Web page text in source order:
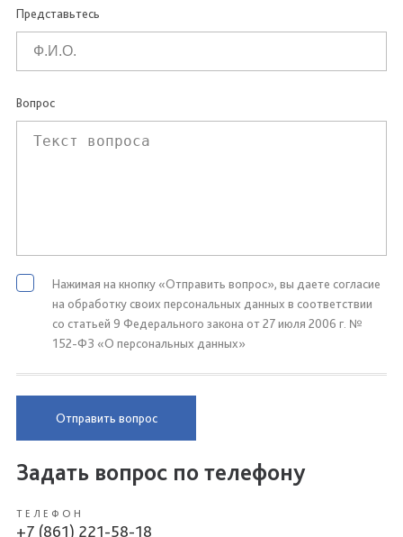
Представьтесь
Вопрос
Нажимая на кнопку «Отправить вопрос», вы даете согласие
на обработку своих персональных данных в соответствии
со статьей 9 Федерального закона от 27 июля 2006 г. №
152-ФЗ «О персональных данных»
Отправить вопрос
Задать вопрос по телефону
ТЕЛЕФОН
+7 (861) 221-58-18